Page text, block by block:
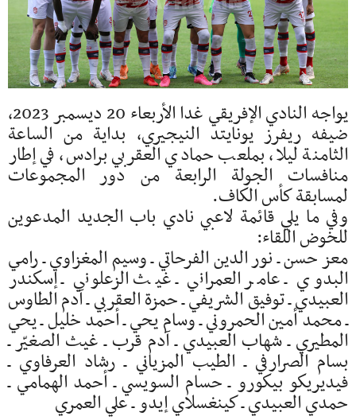
يواجه النادي الإفريقي غدا الأربعاء 20 ديسمبر 2023،
ضيفه ريفرز يونايتد النيجيري، بداية من الساعة
الثامنة ليلا، بملعب حمادي العقربي برادس، في إطار
منافسات الجولة الرابعة من دور المجموعات
لمسابقة كأس الكاف.
وفي ما يلي قائمة لاعبي نادي باب الجديد المدعوين
للخوض اللقاء:
معز حسن ـ نور الدين الفرحاتي ـ وسيم المغزاوي ـ رامي
البدوي ـ عامر العمراني ـ غيث الزعلوني ـ إسكندر
العبيدي ـ توفيق الشريفي ـ حمزة العقربي ـ آدم الطاوس
ـ محمد أمين الحمروني ـ وسام يحي ـ أحمد خليل ـ يحي
المطيري ـ شهاب العبيدي ـ آدم قرب ـ غيث الصغيّر ـ
بسام الصرارفي ـ الطيب المزياني ـ رشاد العرفاوي ـ
فيديريكو بيكورو ـ حسام السويسي ـ أحمد الهمامي ـ
حمدي العبيدي ـ كينغسلاي إيدو ـ علي العمري